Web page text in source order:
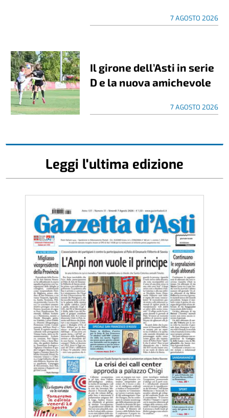
7 AGOSTO 2026
Il girone dell’Asti in serie
D e la nuova amichevole
7 AGOSTO 2026
Leggi l'ultima edizione